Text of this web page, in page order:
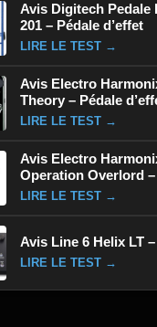
Avis Digitech Pedale
201 – Pédale d’effet
LIRE LE TEST →
Avis Electro
Theory – Pédale
LIRE LE TEST →
Avis Electro
Operation Overlord –
LIRE LE TEST →
Avis Line 6 Helix LT
LIRE LE TEST →